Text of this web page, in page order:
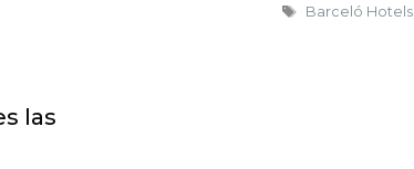
Barceló Hotels,
las